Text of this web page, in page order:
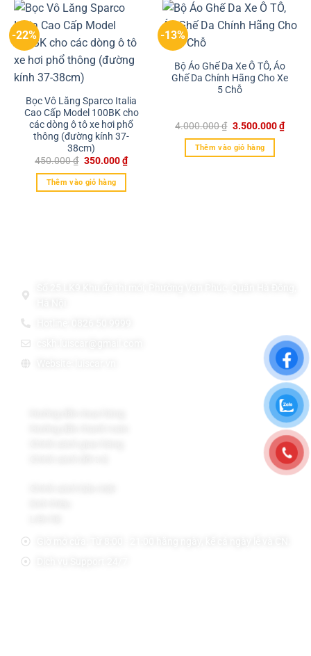
-22%
Bọc Vô Lăng Sparco Italia
Cao Cấp Model 100BK cho
các dòng ô tô xe hơi phổ
thông (đường kính 37-
38cm)
450.000₫ 350.000₫
Thêm vào giỏ hàng
-13%
Bộ Áo Ghế Da Xe Ô TÔ, Áo
Ghế Da Chính Hãng Cho Xe
5 Chỗ
4.000.000₫ 3.500.000₫
Thêm vào giỏ hàng